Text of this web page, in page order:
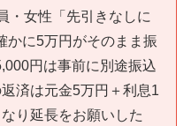
・女性「先引きなしに
かに5万円がそのまま振
円は事前に別途振込
済は元金5万円＋利息1
り延長をお願いした